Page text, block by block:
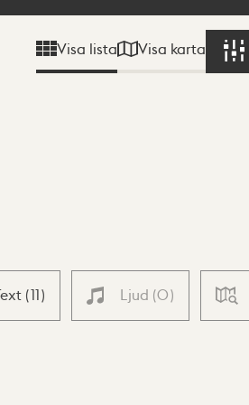
Visa lista Visa karta
(11) Ljud (0)